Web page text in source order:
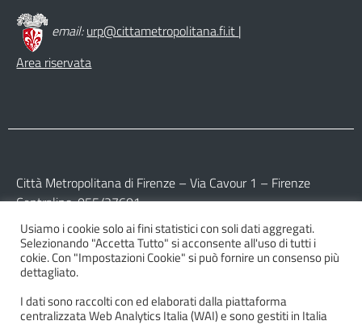
email:urp@cittametropolitana.fi.it |
Area riservata
Città Metropolitana di Firenze – Via Cavour 1 – Firenze
Centralino: 055/27601
Partita IVA: 017 09 77 04 89
Codice Fiscale: 800 16 45 04 80
Usiamo i cookie solo ai fini statistici con soli dati aggregati.
Selezionando "Accetta Tutto" si acconsente all'uso di tutti i
cokie. Con "Impostazioni Cookie" si può fornire un consenso più
dettagliato.
I dati sono raccolti con ed elaborati dalla piattaforma
centralizzata Web Analytics Italia (WAI) e sono gestiti in Italia